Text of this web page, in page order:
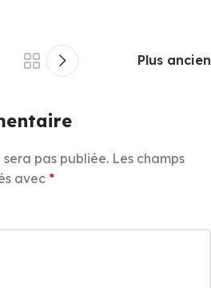
Plus ancien
pas publiée. Les champs
avec *